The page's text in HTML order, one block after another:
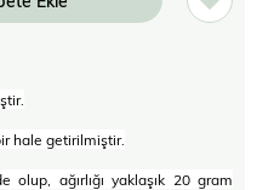
hale getirilmiştir.
ağırlığı yaklaşık 20 gram